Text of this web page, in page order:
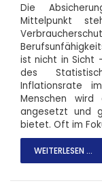
Die
Mittelpunkt
ist nicht in Sicht
des
Inflationsrate
Menschen
angesetzt und
bietet. Oft im
WEITERLESEN ...